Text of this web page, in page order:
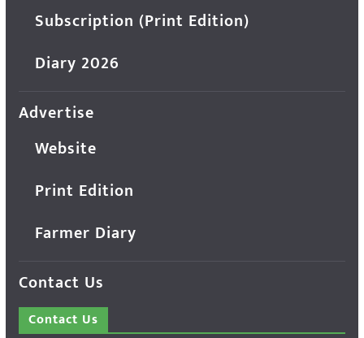
Subscription (Print Edition)
Diary 2026
Advertise
Website
Print Edition
Farmer Diary
Contact Us
Contact Us